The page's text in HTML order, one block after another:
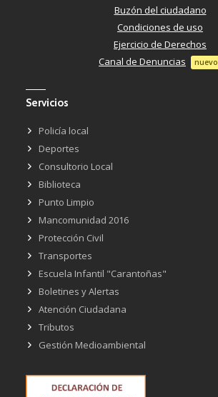
Buzón del ciudadano
Condiciones de uso
Ejercicio de Derechos
Canal de Denuncias
nuevo
Servicios
Policía local
Deportes
Consultorio Local
Biblioteca
Punto Limpio
Mancomunidad 2016
Protección Civil
Transportes
Escuela Infantil "Carantoñas"
Boletines y Alertas
Atención Ciudadana
Tributos
Gestión Medioambiental